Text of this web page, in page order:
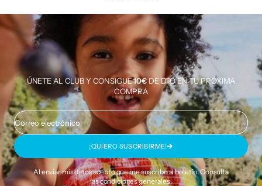
ÚNETE AL CLUB Y CONSIGUE10€DE DTO EN TU PRÓXIMA
COMPRA
Correo electrónico
¡QUIERO SUSCRIBIRME!
Al enviar mis datos acepto que me suscribo al boletín. Consulta
lascondiciones generales.